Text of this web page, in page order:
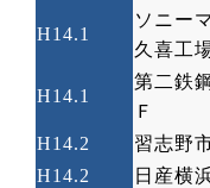
H14.1
ソニー
久喜工
H14.1
第二鉄
Ｆ
H14.2 習志野
H14.2
日産横